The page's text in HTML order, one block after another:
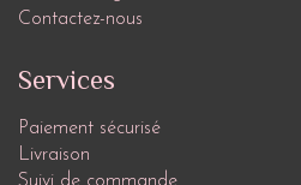
Contactez-nous
Services
Paiement sécurisé
Livraison